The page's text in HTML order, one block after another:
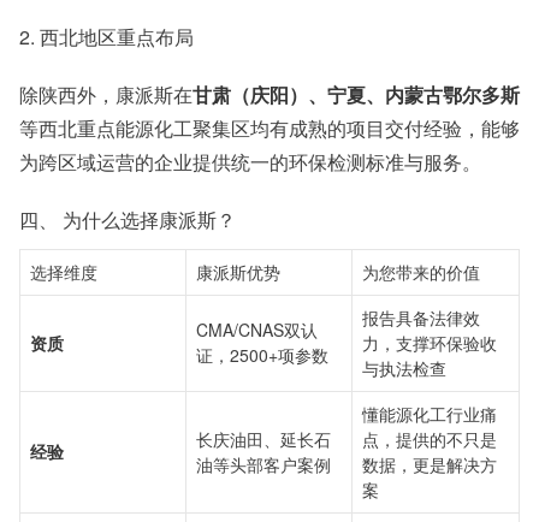
2. 西北地区重点布局
除陕西外，康派斯在甘肃（庆阳）、宁夏、内蒙古鄂尔多斯
等西北重点能源化工聚集区均有成熟的项目交付经验，能够
为跨区域运营的企业提供统一的环保检测标准与服务。
四、 为什么选择康派斯？
选择维度 康派斯优势 为您带来的价值
资质
CMA/CNAS双认
证，2500+项参数
报告具备法律效
力，支撑环保验收
与执法检查
经验
长庆油田、延长石
油等头部客户案例
懂能源化工行业痛
点，提供的不只是
数据，更是解决方
案